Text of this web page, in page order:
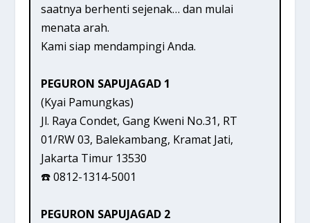
saatnya berhenti sejenak… dan mulai
menata arah.
Kami siap mendampingi Anda.
PEGURON SAPUJAGAD 1
(Kyai Pamungkas)
Jl. Raya Condet, Gang Kweni No.31, RT
01/RW 03, Balekambang, Kramat Jati,
Jakarta Timur 13530
☎️ 0812-1314-5001
PEGURON SAPUJAGAD 2